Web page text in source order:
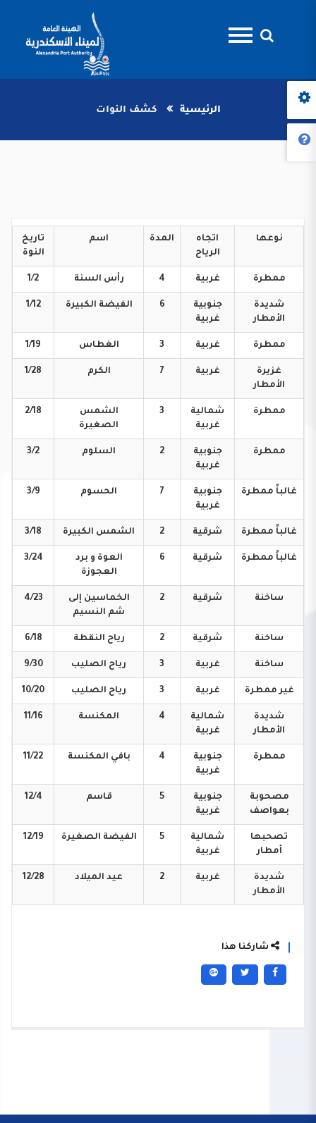
الرئيسية كشف النوات
نوعها
اتجاه
الرياح
المدة اسم
تاريخ
النوة
ممطرة غربية 4 رأس السنة 1/2
شديدة
الأمطار
جنوبية
غربية
6 الفيضة الكبيرة 1/12
ممطرة غربية 3 الغطاس 1/19
غزيرة
الأمطار
غربية 7 الكرم 1/28
ممطرة
شمالية
غربية
3
الشمس
الصغيرة
2/18
ممطرة
جنوبية
غربية
2 السلوم 3/2
غالباً ممطرة
جنوبية
غربية
7 الحسوم 3/9
غالباً ممطرة شرقية 2 الشمس الكبيرة 3/18
غالباً ممطرة شرقية 6
العوة و برد
العجوزة
3/24
ساخنة شرقية 2
الخماسين إلى
شم النسيم
4/23
ساخنة شرقية 2 رياح النقطة 6/18
ساخنة غربية 3 رياح الصليب 9/30
غير ممطرة غربية 3 رياح الصليب 10/20
شديدة
الأمطار
شمالية
غربية
4 المكنسة 11/16
ممطرة
جنوبية
غربية
4 بافي المكنسة 11/22
مصحوبة
بعواصف
جنوبية
غربية
5 قاسم 12/4
تصحبها
أمطار
شمالية
غربية
5 الفيضة الصغيرة 12/19
شديدة
الأمطار
غربية 2 عيد الميلاد 12/28
شاركنا هذا